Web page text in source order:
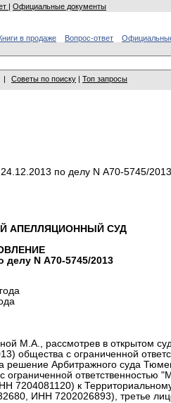
| Официальные документы
в продаже Вопрос-ответ
| Советы по поиску | Топ запросы
по делу N А70-5745/2013
АПЕЛЛЯЦИОННЫЙ СУД
делу N А70-5745/2013
М.А., рассмотрев в открытом
общества с ограниченной
Арбитражного суда
ответственностью
7204081120) к
ИНН 7202026893), третье